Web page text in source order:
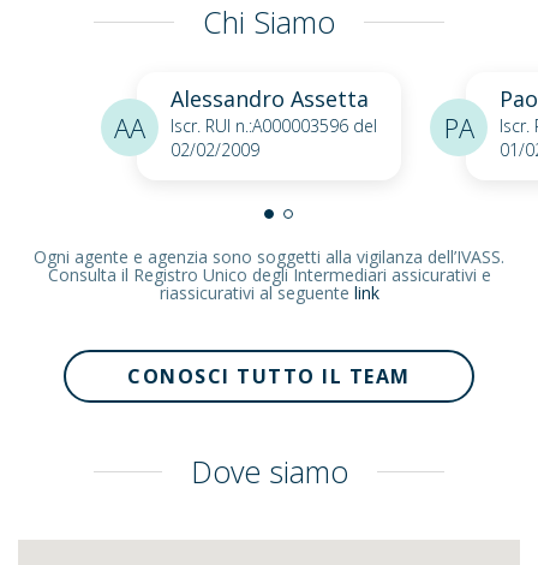
Chi Siamo
Alessandro Assetta
Iscr. RUI n.:A000003596 del
02/02/2009
AA
Iscr.
01/
PA
Ogni agente e agenzia sono soggetti alla vigilanza dell’IVASS.
Consulta il Registro Unico degli Intermediari assicurativi e
riassicurativi al seguente link
CONOSCI TUTTO IL TEAM
Dove siamo